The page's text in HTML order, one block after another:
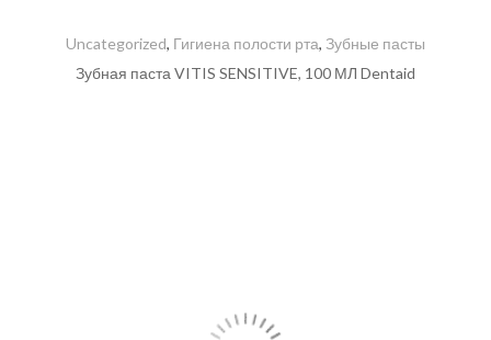
Uncategorized, Гигиена полости рта, Зубные пасты
Зубная паста VITIS SENSITIVE, 100 МЛ Dentaid